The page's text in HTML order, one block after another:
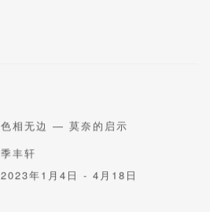
色相无边 — 莫奈的启示
季丰轩
2023年1月4日 - 4月18日